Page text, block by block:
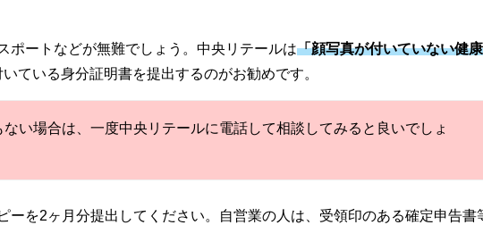
ポートなどが無難でしょう。中央リテールは「顔写真が付いていない健
ている身分証明書を提出するのがお勧めです。
い場合は、一度中央リテールに電話して相談してみると良いでしょ
ーを2ヶ月分提出してください。自営業の人は、受領印のある確定申告書